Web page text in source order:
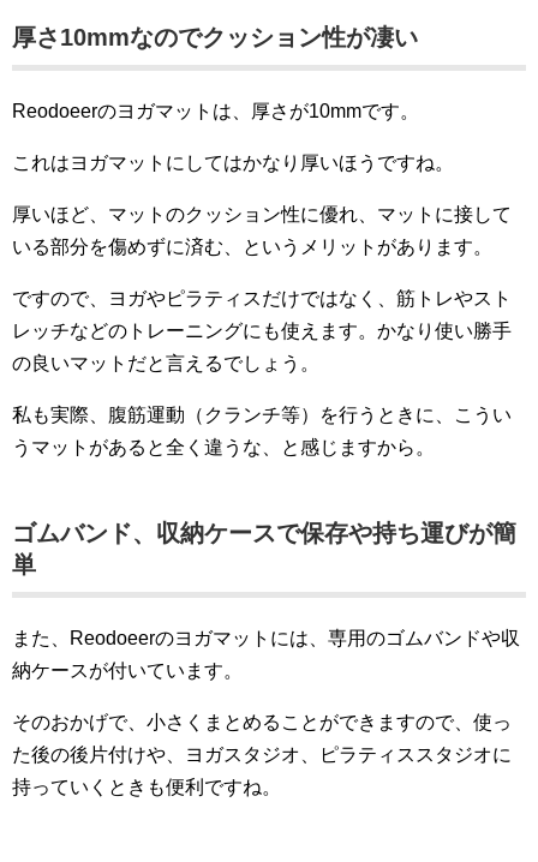
厚さ10mmなのでクッション性が凄い
Reodoeerのヨガマットは、厚さが10mmです。
これはヨガマットにしてはかなり厚いほうですね。
厚いほど、マットのクッション性に優れ、マットに接して
いる部分を傷めずに済む、というメリットがあります。
ですので、ヨガやピラティスだけではなく、筋トレやスト
レッチなどのトレーニングにも使えます。かなり使い勝手
の良いマットだと言えるでしょう。
私も実際、腹筋運動（クランチ等）を行うときに、こうい
うマットがあると全く違うな、と感じますから。
ゴムバンド、収納ケースで保存や持ち運びが簡
単
また、Reodoeerのヨガマットには、専用のゴムバンドや収
納ケースが付いています。
そのおかげで、小さくまとめることができますので、使っ
た後の後片付けや、ヨガスタジオ、ピラティススタジオに
持っていくときも便利ですね。